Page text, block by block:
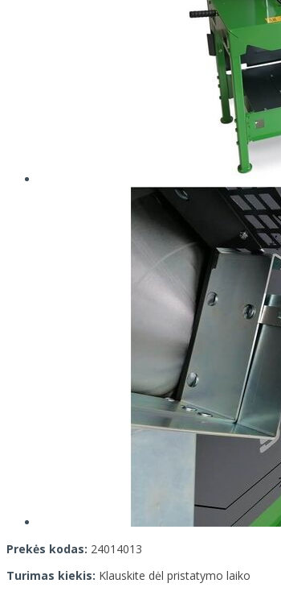
Prekės kodas: 24014013
Turimas kiekis: Klauskite dėl pristatymo laiko